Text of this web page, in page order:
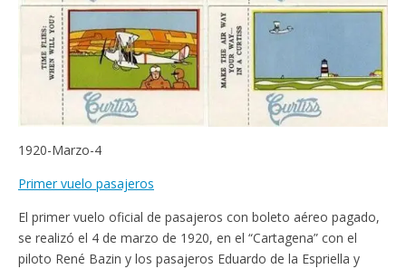
1920-Marzo-4
Primer vuelo pasajeros
El primer vuelo oficial de pasajeros con boleto aéreo pagado,
se realizó el 4 de marzo de 1920, en el “Cartagena” con el
piloto René Bazin y los pasajeros Eduardo de la Espriella y